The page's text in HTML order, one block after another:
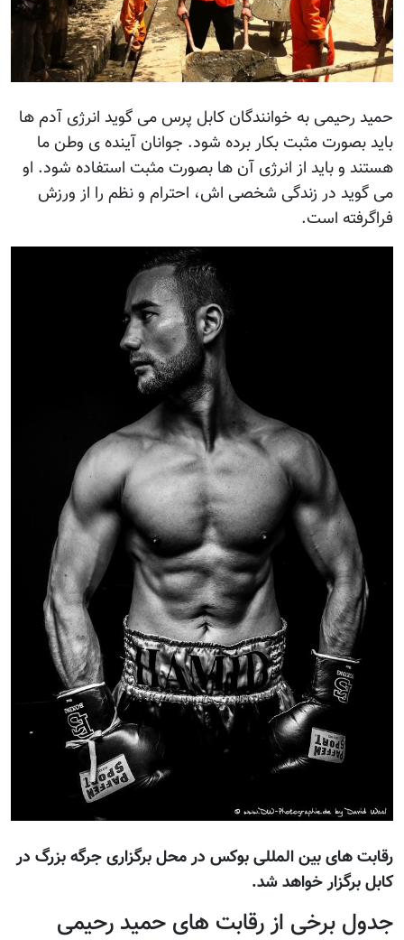
حمید رحیمی به خوانندگان کابل پرس می گوید انرژی آدم ها
باید بصورت مثبت بکار برده شود. جوانان آينده ی وطن ما
هستند و باید از انرژی آن ها بصورت مثبت استفاده شود. او
می گوید در زندگی شخصی اش، احترام و نظم را از ورزش
فراگرفته است.
رقابت های بین المللی بوکس در محل برگزاری جرگه بزرگ در
کابل برگزار خواهد شد.
جدول برخی از رقابت های حمید رحیمی